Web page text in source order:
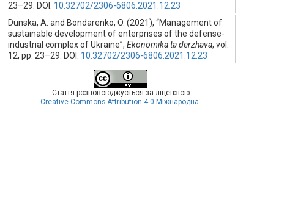
23–29. DOI: 10.32702/2306-6806.2021.12.23
Dunska, A. and Bondarenko, O. (2021), “Management of
sustainable development of enterprises of the defense-
industrial complex of Ukraine”, Ekonomika ta derzhava, vol.
12, pp. 23–29. DOI: 10.32702/2306-6806.2021.12.23
Стаття розповсюджується за ліцензією
Creative Commons Attribution 4.0 Міжнародна.